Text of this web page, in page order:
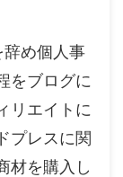
め個人事
をブログに
リエイトに
プレスに関
材を購入し